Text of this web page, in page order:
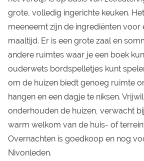
grote, volledig ingerichte keuken.
meeneemt zijn de ingrediënten voor
maaltijd. Er is een grote zaal en
andere ruimtes waar je een boek
ouderwets bordspelletjes kunt
om de huizen biedt genoeg ruimte
hangen en een dagje te niksen.
onderhouden de huizen, verwacht
warm welkom van de huis- of
Overnachten is goedkoop en nog
Nivonleden.